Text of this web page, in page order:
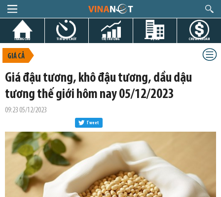
TRANG CHỦ TIN GIỜ CHÓT THỊ TRƯỜNG DỰ ÁN CHỨNG KHOÁN
GIÁ CẢ
Giá đậu tương, khô đậu tương, dầu dậu
tương thế giới hôm nay 05/12/2023
09:23 05/12/2023
Tweet